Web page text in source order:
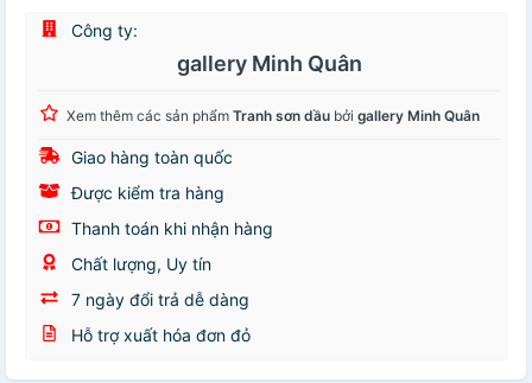
Công ty:
gallery Minh Quân
Xem thêm các sản phẩm Tranh sơn dầu bởi gallery Minh Quân
Giao hàng toàn quốc
Được kiểm tra hàng
Thanh toán khi nhận hàng
Chất lượng, Uy tín
7 ngày đổi trả dễ dàng
Hỗ trợ xuất hóa đơn đỏ